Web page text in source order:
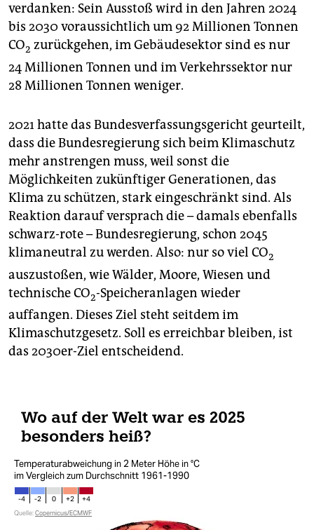
verdanken: Sein Ausstoß wird in den Jahren 2024
bis 2030 voraussichtlich um 92 Millionen Tonnen
CO2 zurückgehen, im Gebäudesektor sind es nur
24 Millionen Tonnen und im Verkehrssektor nur
28 Millionen Tonnen weniger.
2021 hatte das Bundesverfassungsgericht geurteilt,
dass die Bundesregierung sich beim Klimaschutz
mehr anstrengen muss, weil sonst die
Möglichkeiten zukünftiger Generationen, das
Klima zu schützen, stark eingeschränkt sind. Als
Reaktion darauf versprach die – damals ebenfalls
schwarz-rote – Bundesregierung, schon 2045
klimaneutral zu werden. Also: nur so viel CO2
auszustoßen, wie Wälder, Moore, Wiesen und
technische CO2-Speicheranlagen wieder
auffangen. Dieses Ziel steht seitdem im
Klimaschutzgesetz. Soll es erreichbar bleiben, ist
das 2030er-Ziel entscheidend.